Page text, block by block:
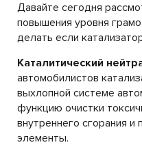
Давайте сегодня
повышения уровня
делать если
Каталитический
автомобилистов
выхлопной системе
функцию очистки
внутреннего сгорания
элементы.